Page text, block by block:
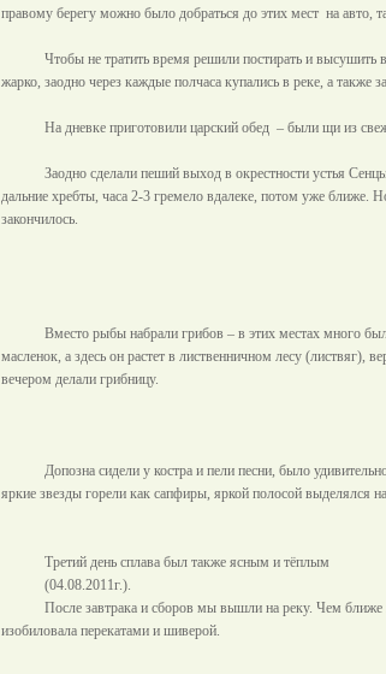
правому берегу можно было добраться до этих мест на авто,
Чтобы не тратить время решили постирать и высушить
жарко, заодно через каждые полчаса купались в реке, а также
На дневке приготовили царский обед – были щи из
Заодно сделали пеший выход в окрестности устья
дальние хребты, часа 2-3 гремело вдалеке, потом уже ближе.
закончилось.
Вместо рыбы набрали грибов – в этих местах много
масленок, а здесь он растет в лиственничном лесу (листвяг),
вечером делали грибницу.
Допозна сидели у костра и пели песни, было
яркие звезды горели как сапфиры, яркой полосой выделялся
Третий день сплава был также ясным и тёплым
(04.08.2011г.).
После завтрака и сборов мы вышли на реку. Чем
изобиловала перекатами и шиверой.